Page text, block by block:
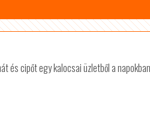
és cipőt egy kalocsai üzletből a